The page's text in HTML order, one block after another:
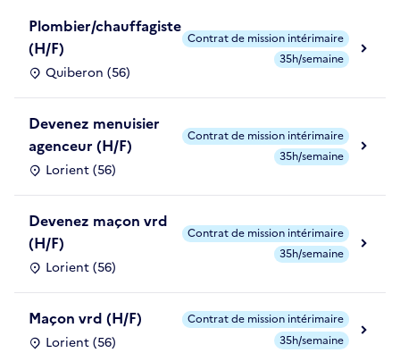
Plombier/chauffagiste
(H/F)
Quiberon (56)
Contrat de mission intérimaire
35h/semaine
Devenez menuisier
agenceur (H/F)
Lorient (56)
Contrat de mission intérimaire
35h/semaine
Devenez maçon vrd
(H/F)
Lorient (56)
Contrat de mission intérimaire
35h/semaine
Maçon vrd (H/F)
Lorient (56)
Contrat de mission intérimaire
35h/semaine